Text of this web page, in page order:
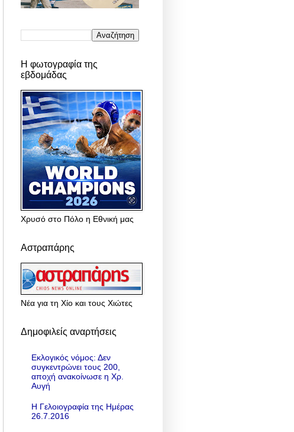
Η φωτογραφία της
εβδομάδας
Χρυσό στο Πόλο η Εθνική μας
Αστραπάρης
Νέα για τη Χίο και τους Χιώτες
Δημοφιλείς αναρτήσεις
Εκλογικός νόμος: Δεν
συγκεντρώνει τους 200,
αποχή ανακοίνωσε η Χρ.
Αυγή
Η Γελοιογραφία της Ημέρας
26.7.2016